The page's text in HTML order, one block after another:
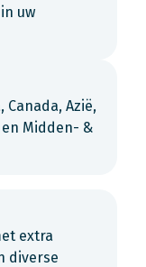
uw
Canada, Azië,
Midden- &
extra
diverse